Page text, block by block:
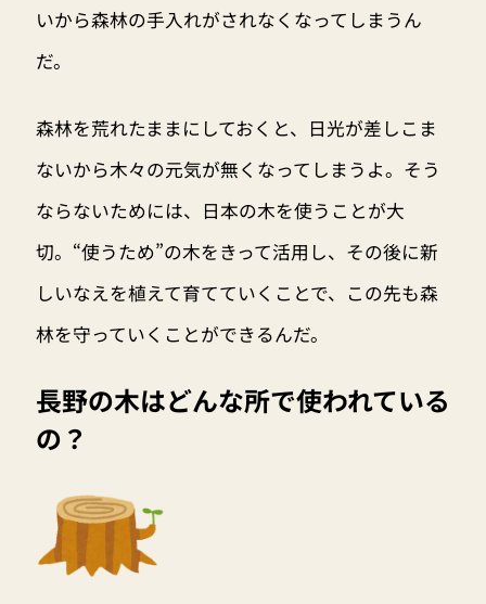
いから森林の手入れがされなくなってしまうん
だ。
森林を荒れたままにしておくと、日光が差しこま
ないから木々の元気が無くなってしまうよ。そう
ならないためには、日本の木を使うことが大
切。“使うため”の木をきって活用し、その後に新
しいなえを植えて育てていくことで、この先も森
林を守っていくことができるんだ。
長野の木はどんな所で使われている
の？